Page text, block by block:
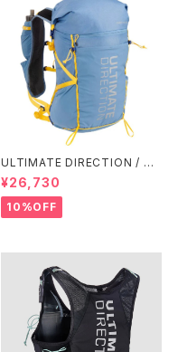
ULTIMATE DIRECTION / ア
ルティメット ディレクション Fas
tpack 30 Men's / Fog
¥26,730
10%OFF